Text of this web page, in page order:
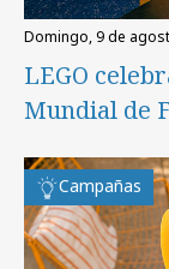
domingo, 9 de
LEGO
Mundial de
Campañas